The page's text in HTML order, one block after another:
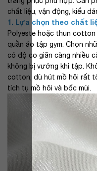
chất liệu, vận động, kiểu
1. Lựa chọn theo chất
Polyeste hoặc thun
quần áo tập gym. Chọn
có độ co giãn càng nhiều
không bị vướng khi tập.
cotton, dù hút mồ hôi rất
tích tụ mồ hôi và bốc mùi.